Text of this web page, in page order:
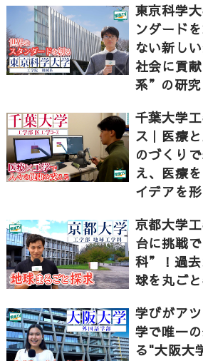
東京科学
ンダード
ない新し
社会に貢
系”の研究
千葉大学
ス｜医療
のづくり
え、医療
イデアを形
京都大学
台に挑戦
科”！過去
球を丸ごと
学びがア
学で唯一
る"大阪大